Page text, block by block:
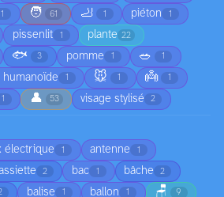
1 🧑 61 🦶 1 piéton 1
pissenlit 1 plante 22
🐟 3 pomme 1 🥗 1
1 🐭 1 👼 1
1 👤 53 visage stylisé 2
électrique 1 antenne 1
2 bac 1 bâche 2
balise 1 ballon 1 🪑 9